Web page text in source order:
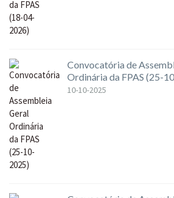
Convocatória de
Ordinária da FPAS (25-
10-10-2025